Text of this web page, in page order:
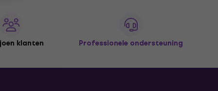
klanten Professionele ondersteuning